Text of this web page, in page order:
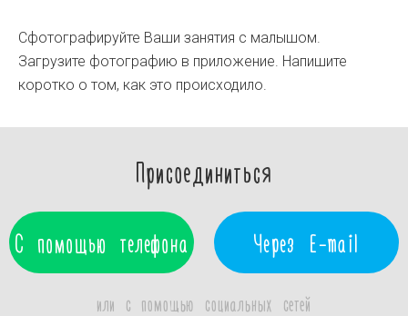
Сфотографируйте Ваши занятия с малышом.
Загрузите фотографию в приложение. Напишите
коротко о том, как это происходило.
Присоединиться
С помощью телефона Через E-mail
или с помощью социальных сетей